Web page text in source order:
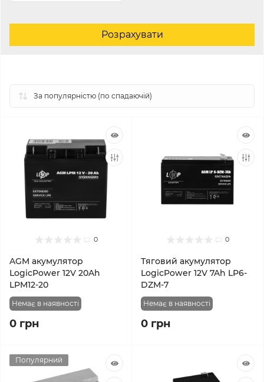
0
AGM акумулятор
LogicPower 12V 20Ah
LPM12-20
Немає в наявності
0 грн
0
Тяговий акумулятор
LogicPower 12V 7Ah LP6-
DZM-7
Немає в наявності
0 грн
Популярний